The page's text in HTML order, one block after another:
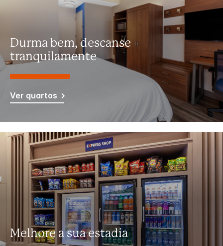
Durma bem, descanse
tranquilamente
Ver quartos
Melhore a sua estadia